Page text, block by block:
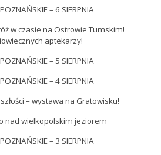
– 6 SIERPNIA
w czasie na Ostrowie Tumskim!
aptekarzy!
– 5 SIERPNIA
– 4 SIERPNIA
– wystawa na Gratowisku!
nad wielkopolskim jeziorem
– 3 SIERPNIA